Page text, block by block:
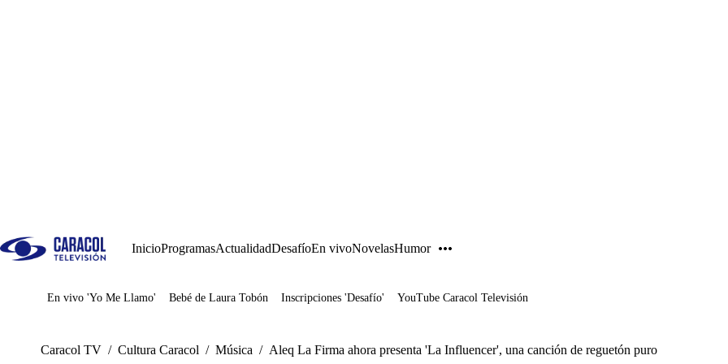
InicioProgramasActualidadDesafíoEn vivoNovelasHumor
Juegos
En vivo 'Yo Me Llamo' Bebé de Laura Tobón Inscripciones 'Desafío' YouTube Caracol Televisión
Caracol TV / Cultura Caracol / Música / Aleq La Firma ahora presenta 'La Influencer', una canción de reguetón puro